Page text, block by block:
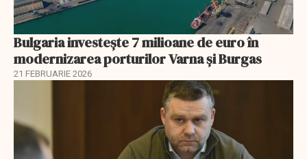
Bulgaria investește 7 milioane de euro în
modernizarea porturilor Varna și Burgas
21 FEBRUARIE 2026